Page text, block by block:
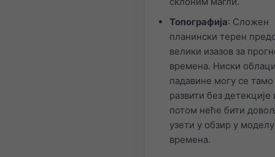
Топографија: Сложен
планински терен
велики изазов за
времена. Ниски
падавине могу се
развити без детекције
потом неће бити
узети у обзир у моделу
времена.